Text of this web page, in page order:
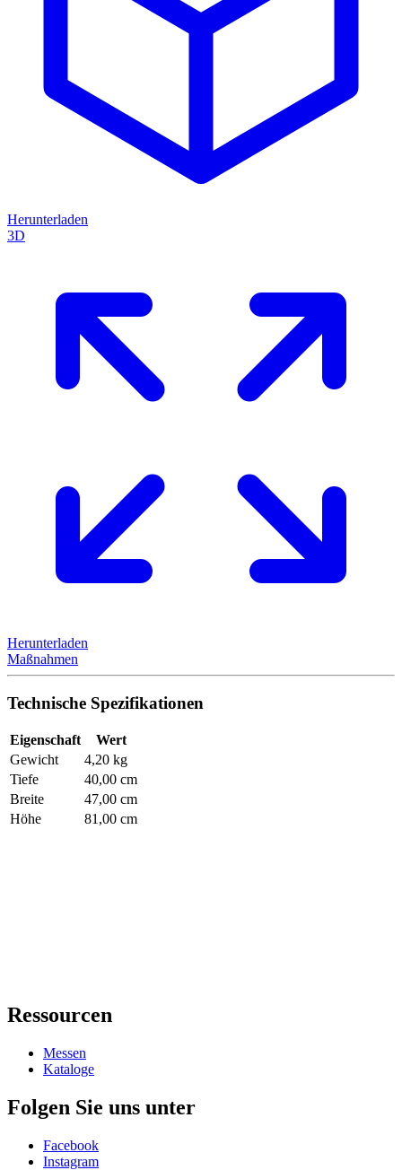
Herunterladen
3D
Herunterladen
Maßnahmen
Technische Spezifikationen
Eigenschaft
Wert
Gewicht
4,20 kg
Tiefe
40,00 cm
Breite
47,00 cm
Höhe
81,00 cm
Ressourcen
Messen
Kataloge
Folgen Sie uns unter
Facebook
Instagram